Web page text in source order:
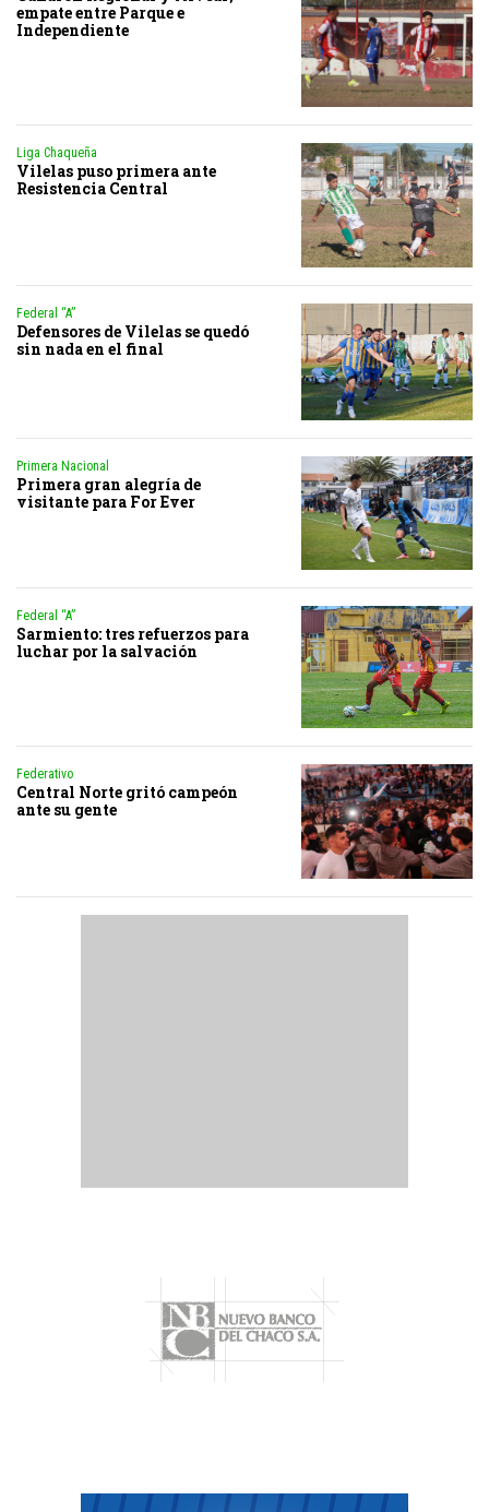
empate entre Parque e
Independiente
Liga Chaqueña
Vilelas puso primera ante
Resistencia Central
Federal “A”
Defensores de Vilelas se quedó
sin nada en el final
Primera Nacional
Primera gran alegría de
visitante para For Ever
Federal “A”
Sarmiento: tres refuerzos para
luchar por la salvación
Federativo
Central Norte gritó campeón
ante su gente